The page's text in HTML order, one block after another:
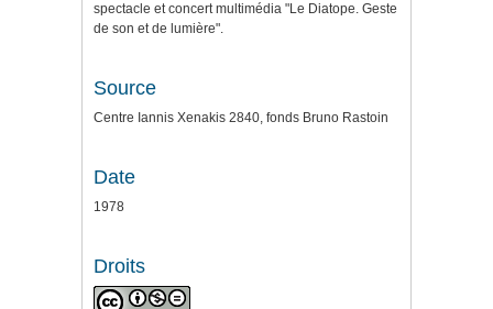
spectacle et concert multimédia "Le Diatope. Geste
de son et de lumière".
Source
Centre Iannis Xenakis 2840, fonds Bruno Rastoin
Date
1978
Droits